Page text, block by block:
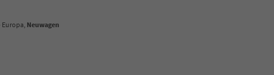
Neuwagen